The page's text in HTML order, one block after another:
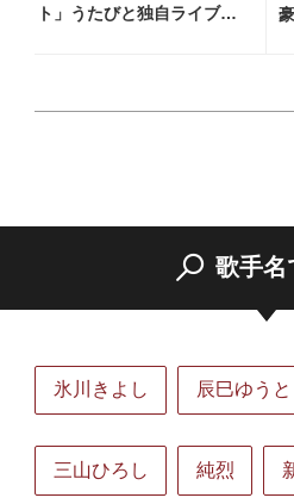
ト」うたびと独自ライブレ
歌手名
氷川きよし 辰巳ゆうと
三山ひろし 純烈